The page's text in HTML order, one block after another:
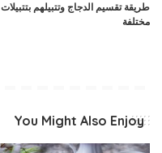
طريقة تقسيم الدجاج وتتبيلهم بتتبيلات
مختلفة
You Might Also Enjoy